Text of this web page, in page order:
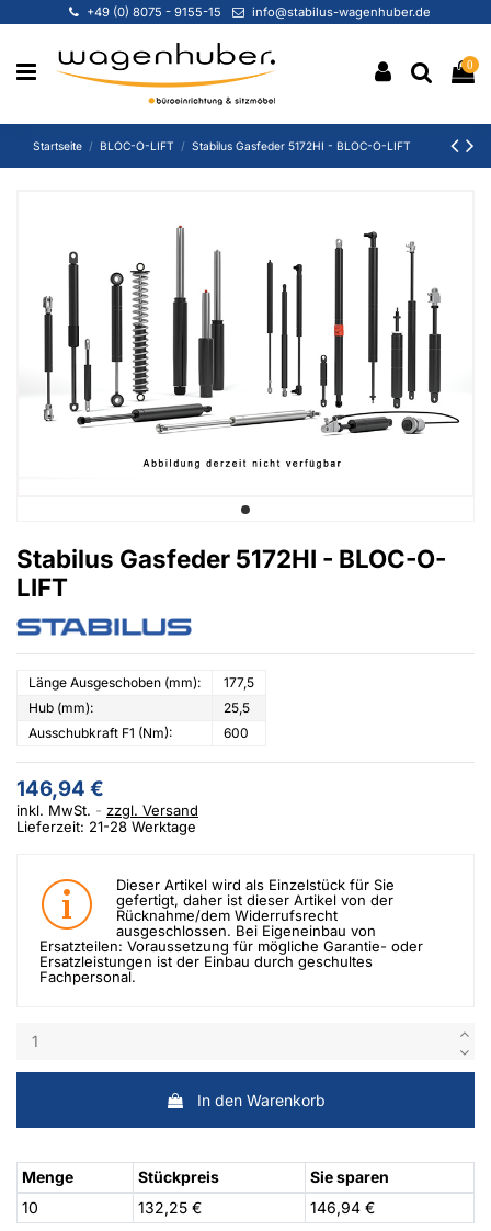
+49 (0) 8075 - 9155-15 info@stabilus-wagenhuber.de
0
Startseite BLOC-O-LIFT Stabilus Gasfeder 5172HI - BLOC-O-LIFT
Stabilus Gasfeder 5172HI - BLOC-O-
LIFT
Länge Ausgeschoben (mm):
177,5
Hub (mm):
25,5
Ausschubkraft F1 (Nm):
600
146,94 €
inkl. MwSt.
zzgl. Versand
Lieferzeit: 21-28 Werktage
Dieser Artikel wird als Einzelstück für Sie
gefertigt, daher ist dieser Artikel von der
Rücknahme/dem Widerrufsrecht
ausgeschlossen. Bei Eigeneinbau von
Ersatzteilen: Voraussetzung für mögliche Garantie- oder
Ersatzleistungen ist der Einbau durch geschultes
Fachpersonal.
In den Warenkorb
Menge Stückpreis
Sie sparen
10
132,25 € 146,94 €